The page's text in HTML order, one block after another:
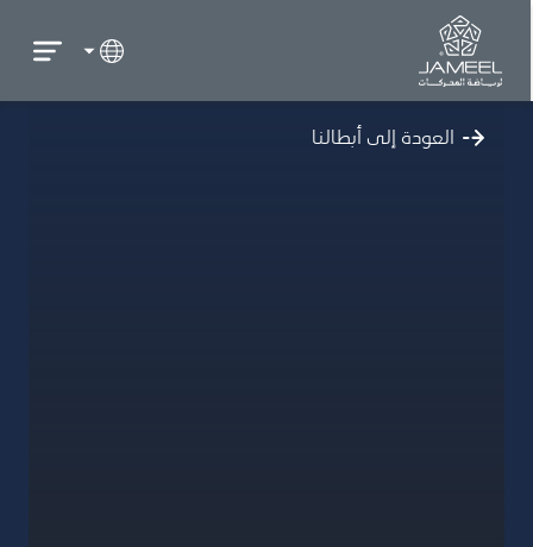
العودة إلى أبطالنا